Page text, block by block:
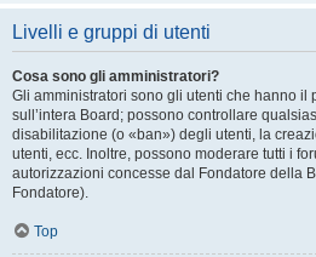
Livelli e gruppi di utenti
Cosa sono gli amministratori?
Gli amministratori sono gli utenti che hanno il
sull’intera Board; possono controllare
disabilitazione (o «ban») degli utenti, la
utenti, ecc. Inoltre, possono moderare tutti i
autorizzazioni concesse dal Fondatore della
Fondatore).
Top